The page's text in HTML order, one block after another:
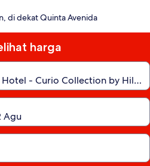
di dekat Quinta Avenida
harga